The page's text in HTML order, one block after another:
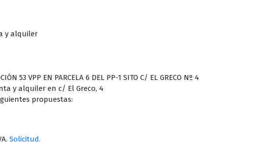
y alquiler
53 VPP EN PARCELA 6 DEL PP-1 SITO C/ EL GRECO Nº 4
y alquiler en c/ El Greco, 4
propuestas:
Solicitud.